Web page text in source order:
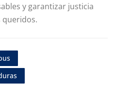
y garantizar justicia
queridos.